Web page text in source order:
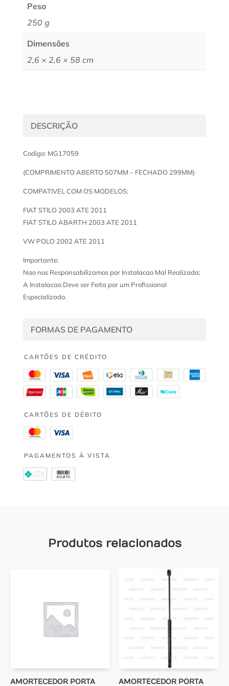
Peso
250 g
Dimensões
2,6 × 2,6 × 58 cm
DESCRIÇÃO
Codigo: MG17059
(COMPRIMENTO ABERTO 507MM – FECHADO 299MM)
COMPATIVEL COM OS MODELOS:
FIAT STILO 2003 ATE 2011
FIAT STILO ABARTH 2003 ATE 2011
VW POLO 2002 ATE 2011
Importante:
Nao nos Responsabilizamos por Instalacao Mal Realizada;
A Instalacao Deve ser Feita por um Profissional
Especializado.
FORMAS DE PAGAMENTO
CARTÕES DE CRÉDITO
CARTÕES DE DÉBITO
PAGAMENTOS À VISTA
Produtos relacionados
AMORTECEDOR PORTA
AMORTECEDOR PORTA